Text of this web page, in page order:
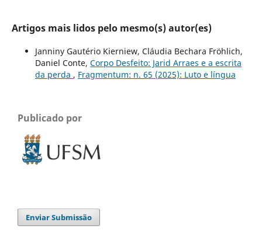
Artigos mais lidos pelo mesmo(s) autor(es)
Janniny Gautério Kierniew, Cláudia Bechara Fröhlich,
Daniel Conte, Corpo Desfeito: Jarid Arraes e a escrita
da perda , Fragmentum: n. 65 (2025): Luto e língua
Publicado por
Enviar Submissão